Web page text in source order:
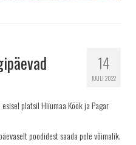
14
JUULI 2022
platsil Hiiumaa Köök ja Pagar
poodidest saada pole võimalik.